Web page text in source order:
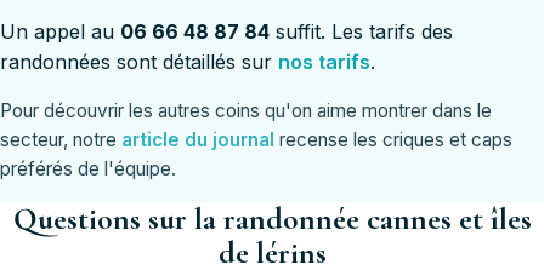
Un appel au 06 66 48 87 84 suffit. Les tarifs des
randonnées sont détaillés sur nos tarifs.
Pour découvrir les autres coins qu'on aime montrer dans le
secteur, notre article du journal recense les criques et caps
préférés de l'équipe.
Questions sur la randonnée cannes et îles
de lérins